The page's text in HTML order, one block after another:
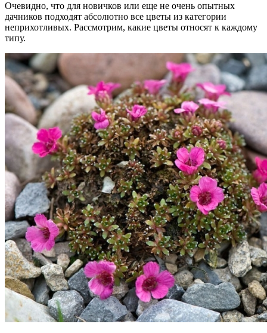
Очевидно, что для новичков или еще не очень опытных
дачников подходят абсолютно все цветы из категории
неприхотливых. Рассмотрим, какие цветы относят к каждому
типу.